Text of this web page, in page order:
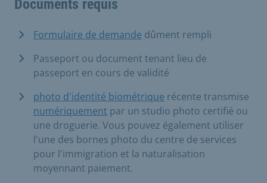
Documents requis
Formulaire de demande dûment rempli
Passeport ou document tenant lieu de
passeport en cours de validité
photo d'identité biométrique récente transmise
numériquement par un studio photo certifié ou
une droguerie. Vous pouvez également utiliser
l'une des bornes photo du centre de services
pour l'immigration et la naturalisation
moyennant paiement.